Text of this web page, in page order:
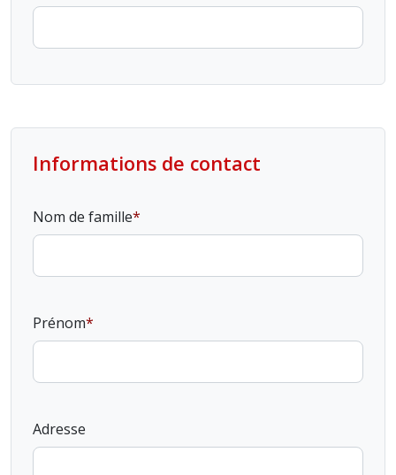
Informations de contact
Nom de famille
Prénom
Adresse